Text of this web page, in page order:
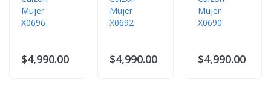
Mujer
X0696
$4,990.00
Mujer
X0692
$4,990.00
Mujer
X0690
$4,990.00